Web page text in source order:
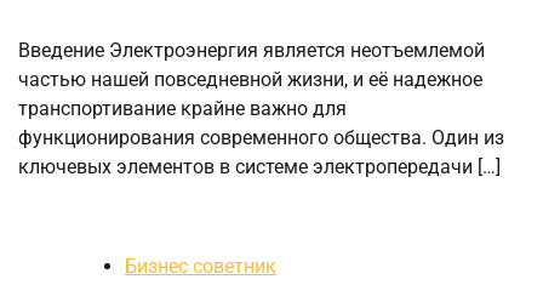
Введение Электроэнергия является неотъемлемой
частью нашей повседневной жизни, и её надежное
транспортивание крайне важно для
функционирования современного общества. Один из
ключевых элементов в системе электропередачи […]
Бизнес советник